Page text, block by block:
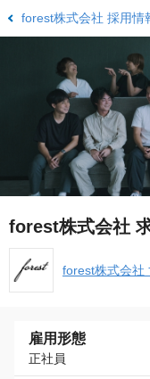
forest株式会社 採用情
forest株式会社
forest株式会社
雇用形態
正社員